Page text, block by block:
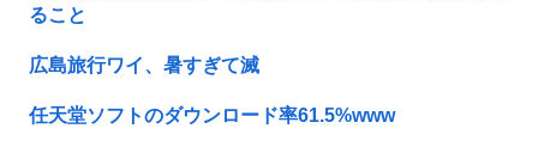
ること
広島旅行ワイ、暑すぎて滅
任天堂ソフトのダウンロード率61.5%www